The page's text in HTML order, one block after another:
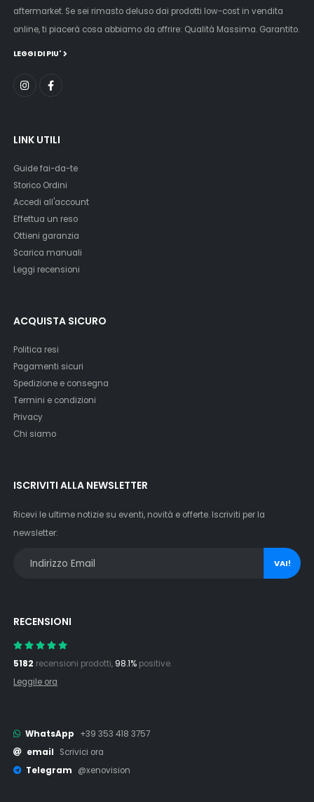
aftermarket. Se sei rimasto deluso dai prodotti low-cost in vendita
online, ti piacerà cosa abbiamo da offrire: Qualità Massima. Garantito.
LEGGI DI PIU'
LINK UTILI
Guide fai-da-te
Storico Ordini
Accedi all'account
Effettua un reso
Ottieni garanzia
Scarica manuali
Leggi recensioni
ACQUISTA SICURO
Politica resi
Pagamenti sicuri
Spedizione e consegna
Termini e condizioni
Privacy
Chi siamo
ISCRIVITI ALLA NEWSLETTER
Ricevi le ultime notizie su eventi, novità e offerte. Iscriviti per la
newsletter:
VAI!
RECENSIONI
5182 recensioni prodotti, 98.1% positive.
Leggile ora
WhatsApp
+39 353 418 3757
email
Scrivici ora
Telegram
@xenovision